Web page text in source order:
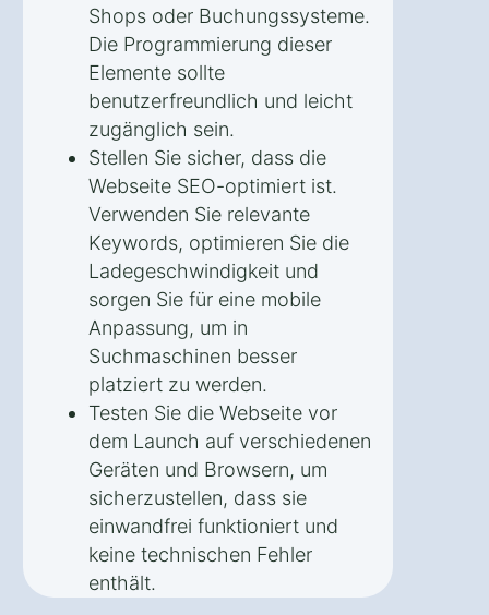
Shops oder Buchungssysteme.
Die Programmierung dieser
Elemente sollte
benutzerfreundlich und leicht
zugänglich sein.
Stellen Sie sicher, dass die
Webseite SEO-optimiert ist.
Verwenden Sie relevante
Keywords, optimieren Sie die
Ladegeschwindigkeit und
sorgen Sie für eine mobile
Anpassung, um in
Suchmaschinen besser
platziert zu werden.
Testen Sie die Webseite vor
dem Launch auf verschiedenen
Geräten und Browsern, um
sicherzustellen, dass sie
einwandfrei funktioniert und
keine technischen Fehler
enthält.